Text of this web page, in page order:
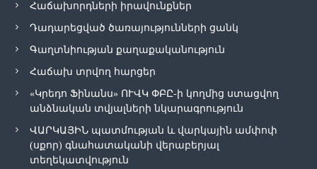
Հաճախորդների իրավունքներ
Դադարեցված ծառայությունների ցանկ
Գաղտնիության քաղաքականություն
Հաճախ տրվող հարցեր
«Կրեդո Ֆինանս» ՈՒՎԿ ՓԲԸ-ի կողմից ստացվող
անձնական տվյալների նկարագրություն
ՎԱՐԿԱՅԻՆ պատմության և վարկային ամփոփ
(սքոր) գնահատականի վերաբերյալ
տեղեկատվություն